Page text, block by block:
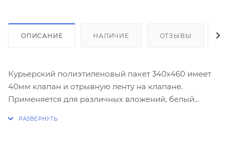
ОПИСАНИЕ НАЛИЧИЕ ОТЗЫВЫ
Курьерский полиэтиленовый пакет 340х460 имеет
40мм клапан и отрывную ленту на клапане.
Применяется для различных вложений, белый